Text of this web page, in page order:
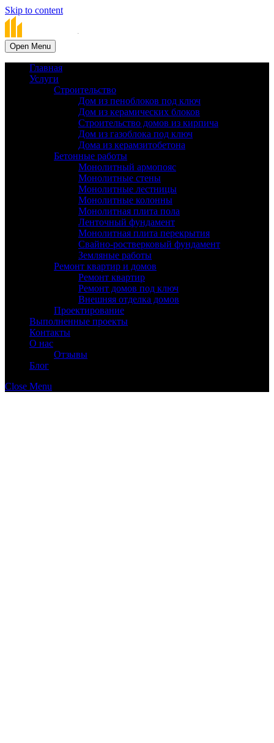
Skip to content
Open Menu
Главная
Услуги
Строительство
Дом из пеноблоков под ключ
Дом из керамических блоков
Строительство домов из кирпича
Дом из газоблока под ключ
Дома из керамзитобетона
Бетонные работы
Монолитный армопояс
Монолитные стены
Монолитные лестницы
Монолитные колонны
Монолитная плита пола
Ленточный фундамент
Монолитная плита перекрытия
Cвайно-ростверковый фундамент
Земляные работы
Ремонт квартир и домов
Ремонт квартир
Ремонт домов под ключ
Внешняя отделка домов
Проектирование
Выполненные проекты
Контакты
О нас
Отзывы
Блог
Close Menu